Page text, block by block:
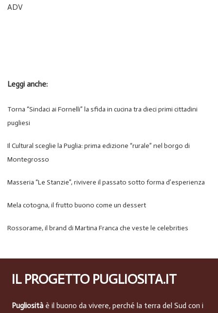
ADV
Leggi anche:
Torna “Sindaci ai Fornelli” la sfida in cucina tra dieci primi cittadini
pugliesi
Il Cultural sceglie la Puglia: prima edizione “rurale” nel borgo di
Montegrosso
Masseria “Le Stanzie”, rivivere il passato sotto forma d’esperienza
Mela cotogna, il frutto buono come un dessert
Rossorame, il brand di Martina Franca che veste le celebrities
IL PROGETTO PUGLIOSITA.IT
Pugliosità è il buono da vivere, perché la terra del Sud con i